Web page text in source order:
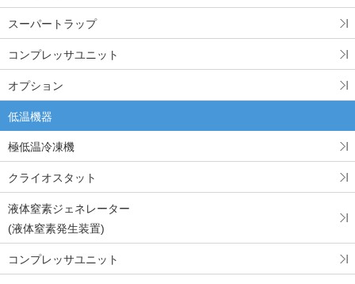
スーパートラップ
コンプレッサユニット
オプション
低温機器
極低温冷凍機
クライオスタット
液体窒素ジェネレーター
(液体窒素発生装置)
コンプレッサユニット